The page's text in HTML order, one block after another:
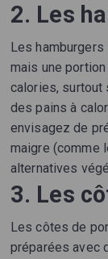
2. Les
Les
mais une
calories, surtout
des pains à
envisagez de
maigre (comme
alternatives
3. Les
Les côtes de
préparées avec